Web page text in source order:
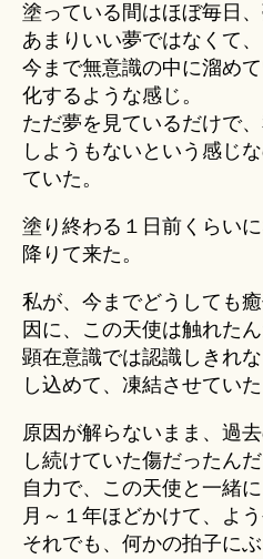
塗っている間はほぼ毎日、
あまりいい夢ではなくて、
今まで無意識の中に溜め
化するような感じ。
ただ夢を見ているだけで
しようもないという感じ
ていた。
塗り終わる１日前くらい
降りて来た。
私が、今までどうしても
因に、この天使は触れたん
顕在意識では認識しきれ
し込めて、凍結させていた
原因が解らないまま、過
し続けていた傷だったんだ
自力で、この天使と一緒
月～１年ほどかけて、よ
それでも、何かの拍子に